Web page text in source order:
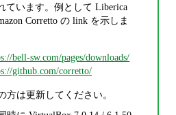
ています。例として Liberica
Corretto の link を示しま
bell-sw.com/pages/downloads/
github.com/corretto/
方は更新してください。